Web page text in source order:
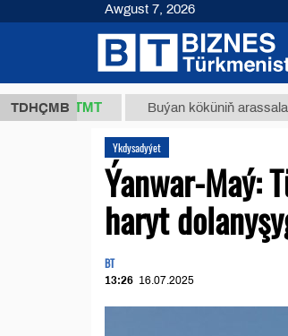
TDHÇMB
37,8 ТМТ Buýan köküniň
Ykdysadyýet
Ýanwar-Maý:
haryt
BT
13:26 16.07.2025
Awgust 7, 2026